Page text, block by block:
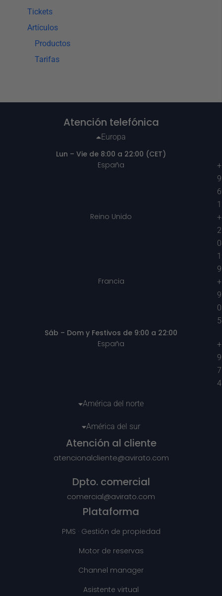
Tickets
Artículos
Productos
Tarifas
Atención telefónica
Europa
Lun – Vie de 8:00 a 22:00 (CET)
España
Reino Unido
Francia
Sáb – Dom y Festivos de 9:00 a 22:00
España
América del norte
América del sur
Atención al cliente
atencionalcliente@avirato.com
Dpto. comercial
comercial@avirato.com
Plataforma
PMS · Gestión de propiedad
Motor de reservas
Channel manager
Asistente virtual